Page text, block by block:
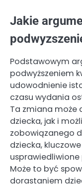
Jakie
Podstawowym
podwyższeniem
udowodnienie
czasu wydania
Ta zmiana może
dziecka, jak i
zobowiązanego
dziecka,
usprawiedliwione
Może to być
dorastaniem